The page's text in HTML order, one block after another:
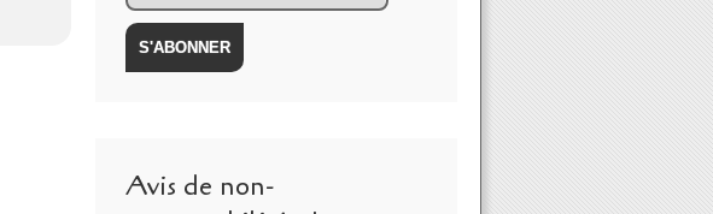
Avis de non-